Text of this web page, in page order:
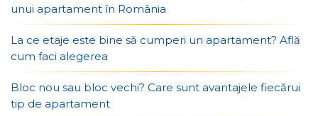
unui apartament în România
La ce etaje este bine să cumperi un apartament? Află
cum faci alegerea
Bloc nou sau bloc vechi? Care sunt avantajele fiecărui
tip de apartament